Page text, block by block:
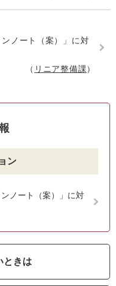
ノート（案）」に対
リニア整備課
ン
ノート（案）」に対
ときは